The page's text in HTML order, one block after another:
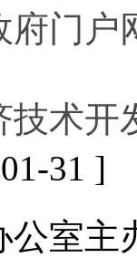
府门户
技术开
31 ]
公室